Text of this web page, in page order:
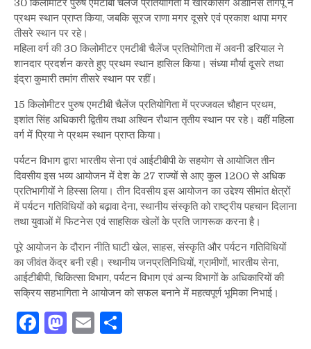
30 किलोमीटर पुरुष एमटीबी चैलेंज प्रतियोगिता में खरिकसिंग अडॉनिस तांगपू ने
प्रथम स्थान प्राप्त किया, जबकि सूरज राणा मगर दूसरे एवं प्रकाश थापा मगर
तीसरे स्थान पर रहे।
महिला वर्ग की 30 किलोमीटर एमटीबी चैलेंज प्रतियोगिता में अवनी डरियाल ने
शानदार प्रदर्शन करते हुए प्रथम स्थान हासिल किया। संध्या मौर्या दूसरे तथा
इंद्रा कुमारी तमांग तीसरे स्थान पर रहीं।
15 किलोमीटर पुरुष एमटीबी चैलेंज प्रतियोगिता में प्रज्जवल चौहान प्रथम,
इशांत सिंह अधिकारी द्वितीय तथा अश्विन रौथान तृतीय स्थान पर रहे। वहीं महिला
वर्ग में प्रिया ने प्रथम स्थान प्राप्त किया।
पर्यटन विभाग द्वारा भारतीय सेना एवं आईटीबीपी के सहयोग से आयोजित तीन
दिवसीय इस भव्य आयोजन में देश के 27 राज्यों से आए कुल 1200 से अधिक
प्रतिभागीयों ने हिस्सा लिया। तीन दिवसीय इस आयोजन का उद्देश्य सीमांत क्षेत्रों
में पर्यटन गतिविधियों को बढ़ावा देना, स्थानीय संस्कृति को राष्ट्रीय पहचान दिलाना
तथा युवाओं में फिटनेस एवं साहसिक खेलों के प्रति जागरूक करना है।
पूरे आयोजन के दौरान नीति घाटी खेल, साहस, संस्कृति और पर्यटन गतिविधियों
का जीवंत केंद्र बनी रही। स्थानीय जनप्रतिनिधियों, ग्रामीणों, भारतीय सेना,
आईटीबीपी, चिकित्सा विभाग, पर्यटन विभाग एवं अन्य विभागों के अधिकारियों की
सक्रिय सहभागिता ने आयोजन को सफल बनाने में महत्वपूर्ण भूमिका निभाई।
Facebook
Mastodon
Email